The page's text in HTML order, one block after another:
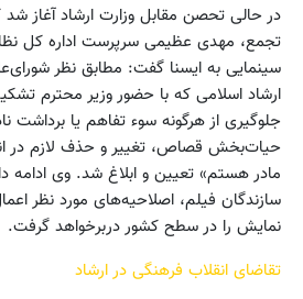
در حالی تحصن مقابل وزارت ارشاد آغاز
تجمع، مهدی عظیمی سرپرست اداره کل
سینمایی به ایسنا گفت: مطابق نظر
ارشاد اسلامی که با حضور وزیر محترم
جلوگیری از هرگونه سوء تفاهم یا
حیات‌بخش قصاص، تغییر و حذف لازم در
مادر هستم» تعیین و ابلاغ شد. وی ادامه
سازندگان فیلم، اصلاحیه‌های مورد نظر
نمایش را در سطح کشور دربرخواهد گرفت.
تقاضای انقلاب فرهنگی در ارشاد